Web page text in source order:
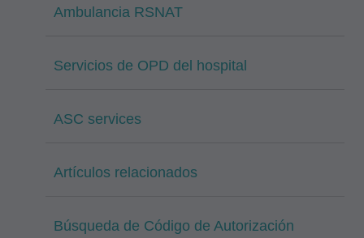
Ambulancia RSNAT
Servicios de OPD del hospital
ASC services
Artículos relacionados
Búsqueda de Código de Autorización